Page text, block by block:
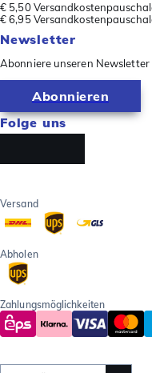
€ 5,50
€ 6,95
Newsletter
Abonniere unseren
Abonnieren
Folge uns
Versand
Abholen
Zahlungsmöglichkeiten